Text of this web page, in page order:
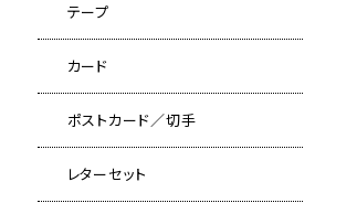
テープ
カード
ポストカード／切手
レターセット